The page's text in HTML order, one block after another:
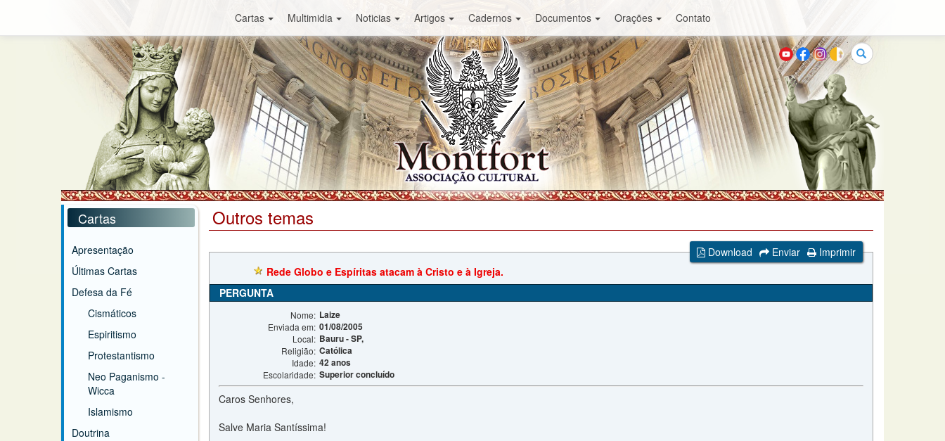
Cartas Multimidia Noticias Artigos Cadernos Documentos Orações Contato
Buscar
Cartas
Apresentação
Últimas Cartas
Defesa da Fé
Cismáticos
Espiritismo
Protestantismo
Neo Paganismo -
Wicca
Islamismo
Doutrina
Outros temas
Download Enviar
Imprimir
Rede Globo e Espíritas atacam à Cristo e à Igreja.
PERGUNTA
Nome: Laize
Enviada em: 01/08/2005
Local: Bauru - SP,
Religião: Católica
Idade: 42 anos
Escolaridade: Superior concluído
Caros Senhores,
Salve Maria Santíssima!